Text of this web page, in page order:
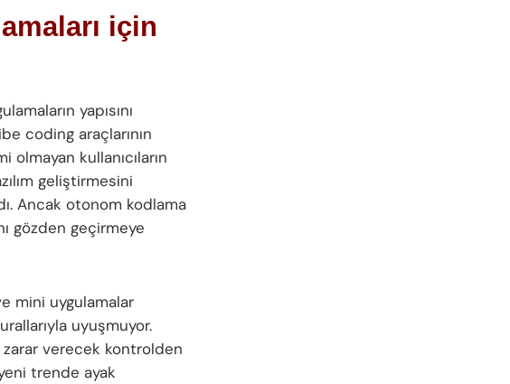
için
yapısını
coding araçlarının
kullanıcıların
geliştirmesini
Ancak otonom kodlama
gözden geçirmeye
mini uygulamalar
uyuşmuyor.
zarar verecek kontrolden
trende ayak